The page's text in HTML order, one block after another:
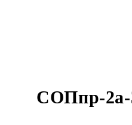
СОПпр-2а-